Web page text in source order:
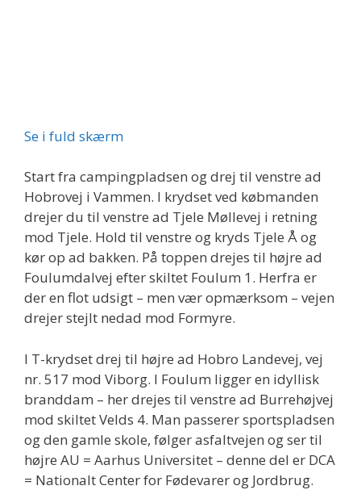
Se i fuld skærm
Start fra campingpladsen og drej til venstre ad
Hobrovej i Vammen. I krydset ved købmanden
drejer du til venstre ad Tjele Møllevej i retning
mod Tjele. Hold til venstre og kryds Tjele Å og
kør op ad bakken. På toppen drejes til højre ad
Foulumdalvej efter skiltet Foulum 1. Herfra er
der en flot udsigt – men vær opmærksom – vejen
drejer stejlt nedad mod Formyre.
I T-krydset drej til højre ad Hobro Landevej, vej
nr. 517 mod Viborg. I Foulum ligger en idyllisk
branddam – her drejes til venstre ad Burrehøjvej
mod skiltet Velds 4. Man passerer sportspladsen
og den gamle skole, følger asfaltvejen og ser til
højre AU = Aarhus Universitet – denne del er DCA
= Nationalt Center for Fødevarer og Jordbrug.